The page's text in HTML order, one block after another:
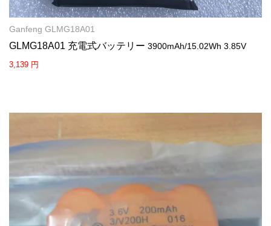
Ganfeng GLMG18A01
GLMG18A01 充電式バッテリー 3900mAh/15.02Wh 3.85V
3,139 円